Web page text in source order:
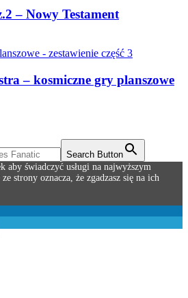
– Nowy Testament
– kosmiczne gry planszowe
Search Button
aby świadczyć usługi na najwyższym
strony oznacza, że zgadzasz się na ich